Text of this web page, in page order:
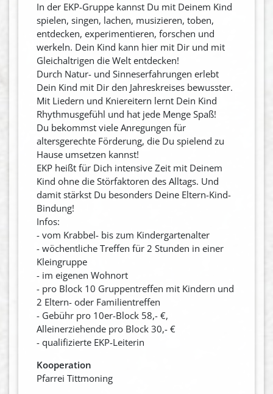
In der EKP-Gruppe kannst Du mit Deinem Kind
spielen, singen, lachen, musizieren, toben,
entdecken, experimentieren, forschen und
werkeln. Dein Kind kann hier mit Dir und mit
Gleichaltrigen die Welt entdecken!
Durch Natur- und Sinneserfahrungen erlebt
Dein Kind mit Dir den Jahreskreises bewusster.
Mit Liedern und Kniereitern lernt Dein Kind
Rhythmusgefühl und hat jede Menge Spaß!
Du bekommst viele Anregungen für
altersgerechte Förderung, die Du spielend zu
Hause umsetzen kannst!
EKP heißt für Dich intensive Zeit mit Deinem
Kind ohne die Störfaktoren des Alltags. Und
damit stärkst Du besonders Deine Eltern-Kind-
Bindung!
Infos:
- vom Krabbel- bis zum Kindergartenalter
- wöchentliche Treffen für 2 Stunden in einer
Kleingruppe
- im eigenen Wohnort
- pro Block 10 Gruppentreffen mit Kindern und
2 Eltern- oder Familientreffen
- Gebühr pro 10er-Block 58,- €,
Alleinerziehende pro Block 30,- €
- qualifizierte EKP-Leiterin
Kooperation
Pfarrei Tittmoning